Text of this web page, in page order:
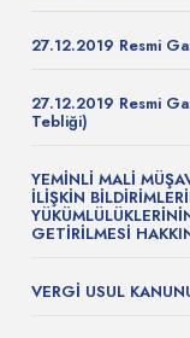
27.12.2019 Resmi
27.12.2019 Resmi
Tebliği)
YEMİNLİ MALİ
İLİŞKİN
GETİRİLMESİ
VERGİ USUL